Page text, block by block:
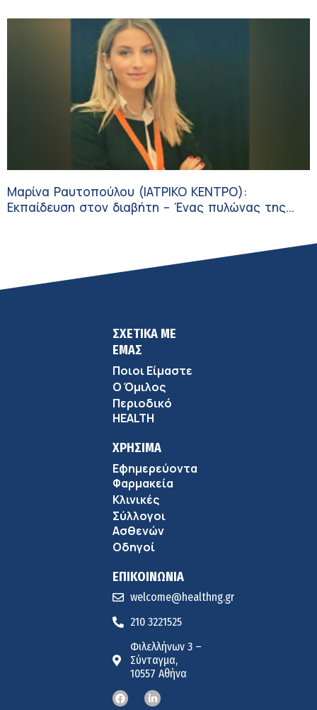
Μαρίνα Ραυτοπούλου (ΙΑΤΡΙΚΟ ΚΕΝΤΡΟ):
Εκπαίδευση στον διαβήτη – Ένας πυλώνας της
ΣΧΕΤΙΚΑ ΜΕ
ΕΜΑΣ
Ποιοι Είμαστε
Ο Όμιλος
Περιοδικό
HEALTH
ΧΡΗΣΙΜΑ
Εφημερεύοντα
Φαρμακεία
Κλινικές
Σύλλογοι
Ασθενών
Οδηγοί
ΕΠΙΚΟΙΝΩΝΙΑ
welcome@healthng.gr
210 3221525
Φιλελλήνων 3 –
Σύνταγμα,
10557 Αθήνα